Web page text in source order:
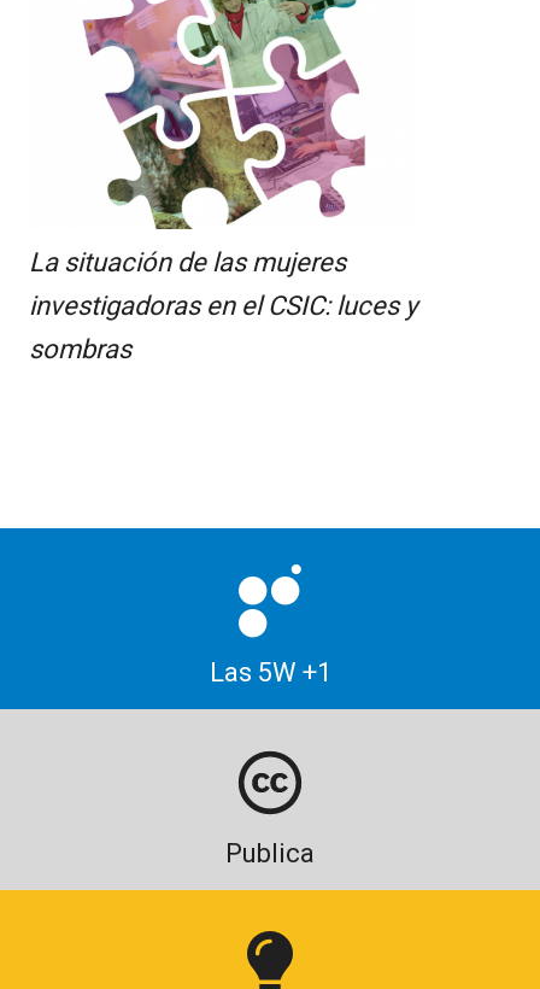
La situación de las mujeres
investigadoras en el CSIC: luces y
sombras
Las 5W +1
Publica